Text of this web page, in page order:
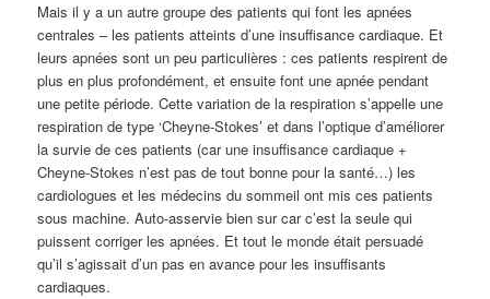
Mais il y a un autre groupe des patients qui font les apnées
centrales – les patients atteints d’une insuffisance cardiaque. Et
leurs apnées sont un peu particulières : ces patients respirent de
plus en plus profondément, et ensuite font une apnée pendant
une petite période. Cette variation de la respiration s’appelle une
respiration de type ‘Cheyne-Stokes’ et dans l’optique d’améliorer
la survie de ces patients (car une insuffisance cardiaque +
Cheyne-Stokes n’est pas de tout bonne pour la santé…) les
cardiologues et les médecins du sommeil ont mis ces patients
sous machine. Auto-asservie bien sur car c’est la seule qui
puissent corriger les apnées. Et tout le monde était persuadé
qu’il s’agissait d’un pas en avance pour les insuffisants
cardiaques.